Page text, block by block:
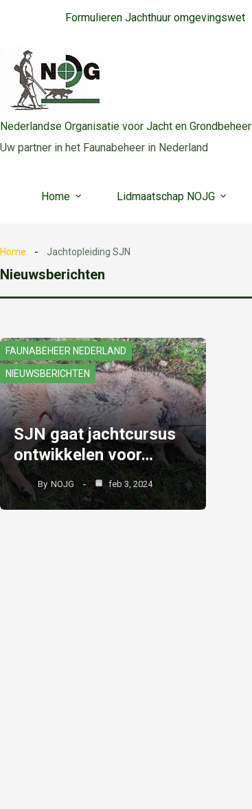
inhoud
Formulieren Jachthuur omgevingswet
Nederlandse Organisatie voor Jacht en Grondbeheer
Uw partner in het Faunabeheer in Nederland
Home Lidmaatschap NOJG
Home Jachtopleiding SJN
Nieuwsberichten
FAUNABEHEER NEDERLAND
NIEUWSBERICHTEN
SJN gaat jachtcursus
ontwikkelen voor…
By NOJG feb 3, 2024